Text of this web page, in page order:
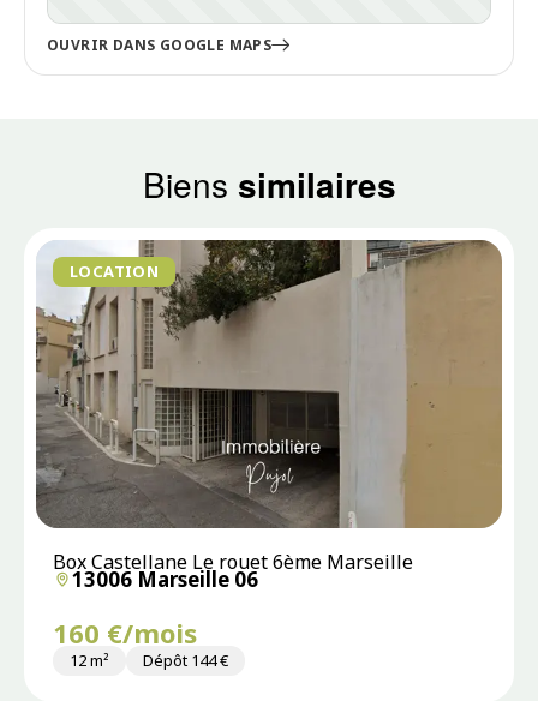
OUVRIR DANS GOOGLE MAPS
Biens similaires
LOCATION
Box Castellane Le rouet 6ème Marseille
13006 Marseille 06
160 €/mois
12 m² Dépôt 144 €